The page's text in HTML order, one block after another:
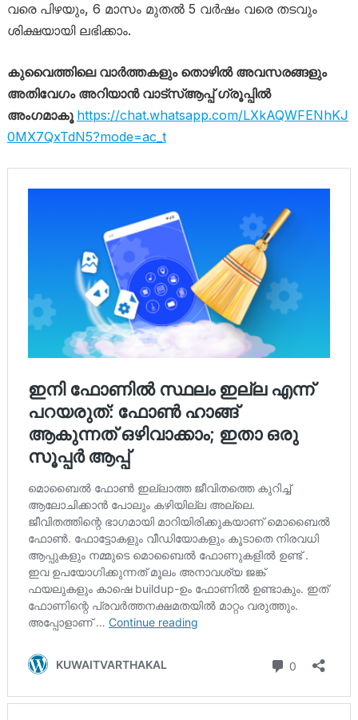
വരെ പിഴയും, 6 മാസം മുതൽ 5 വർഷം വരെ തടവും
ശിക്ഷയായി ലഭിക്കാം.
കുവൈത്തിലെ വാർത്തകളും തൊഴിൽ അവസരങ്ങളും
അതിവേഗം അറിയാൻ വാട്സ്ആപ്പ് ഗ്രൂപ്പിൽ
അംഗമാകൂ https://chat.whatsapp.com/LXkAQWFENhKJ
0MX7QxTdN5?mode=ac_t